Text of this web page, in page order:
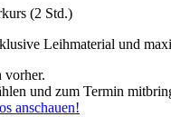
(2 Std.)
Leihmaterial und
vorher.
und zum Termin
anschauen!